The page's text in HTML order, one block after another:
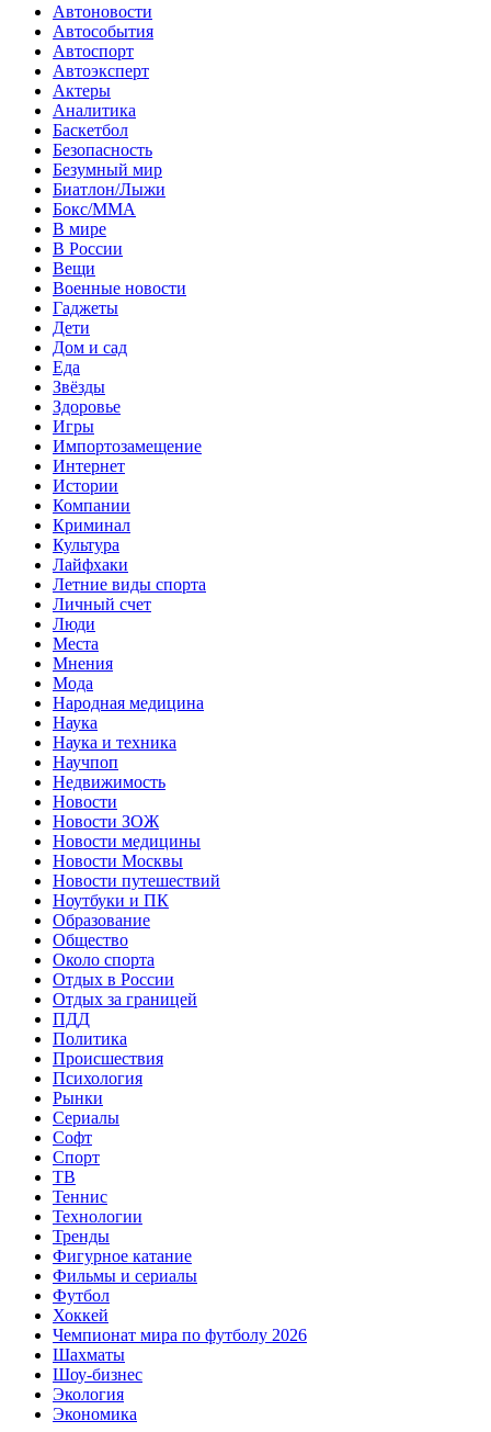
Автоновости
Автособытия
Автоспорт
Автоэксперт
Актеры
Аналитика
Баскетбол
Безопасность
Безумный мир
Биатлон/Лыжи
Бокс/MMA
В мире
В России
Вещи
Военные новости
Гаджеты
Дети
Дом и сад
Еда
Звёзды
Здоровье
Игры
Импортозамещение
Интернет
Истории
Компании
Криминал
Культура
Лайфхаки
Летние виды спорта
Личный счет
Люди
Места
Мнения
Мода
Народная медицина
Наука
Наука и техника
Научпоп
Недвижимость
Новости
Новости ЗОЖ
Новости медицины
Новости Москвы
Новости путешествий
Ноутбуки и ПК
Образование
Общество
Около спорта
Отдых в России
Отдых за границей
ПДД
Политика
Происшествия
Психология
Рынки
Сериалы
Софт
Спорт
ТВ
Теннис
Технологии
Тренды
Фигурное катание
Фильмы и сериалы
Футбол
Хоккей
Чемпионат мира по футболу 2026
Шахматы
Шоу-бизнес
Экология
Экономика